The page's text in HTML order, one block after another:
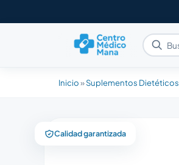
Inicio»Suplementos Dietéticos
Calidad garantizada